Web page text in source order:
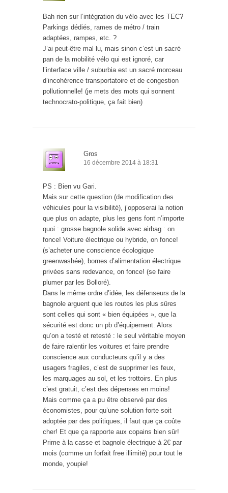
Bah rien sur l’intégration du vélo avec les TEC?
Parkings dédiés, rames de métro / train
adaptées, rampes, etc. ?
J’ai peut-être mal lu, mais sinon c’est un sacré
pan de la mobilité vélo qui est ignoré, car
l’interface ville / suburbia est un sacré morceau
d’incohérence transportatoire et de congestion
pollutionnelle! (je mets des mots qui sonnent
technocrato-politique, ça fait bien)
Gros
16 décembre 2014 à 18:31
PS : Bien vu Gari.
Mais sur cette question (de modification des
véhicules pour la visibilité), j’opposerai la notion
que plus on adapte, plus les gens font n’importe
quoi : grosse bagnole solide avec airbag : on
fonce! Voiture électrique ou hybride, on fonce!
(s’acheter une conscience écologique
greenwashée), bornes d’alimentation électrique
privées sans redevance, on fonce! (se faire
plumer par les Bolloré).
Dans le même ordre d’idée, les défenseurs de la
bagnole arguent que les routes les plus sûres
sont celles qui sont « bien équipées », que la
sécurité est donc un pb d’équipement. Alors
qu’on a testé et retesté : le seul véritable moyen
de faire ralentir les voitures et faire prendre
conscience aux conducteurs qu’il y a des
usagers fragiles, c’est de supprimer les feux,
les marquages au sol, et les trottoirs. En plus
c’est gratuit, c’est des dépenses en moins!
Mais comme ça a pu être observé par des
économistes, pour qu’une solution forte soit
adoptée par des politiques, il faut que ça coûte
cher! Et que ça rapporte aux copains bien sûr!
Prime à la casse et bagnole électrique à 2€ par
mois (comme un forfait free illimité) pour tout le
monde, youpie!